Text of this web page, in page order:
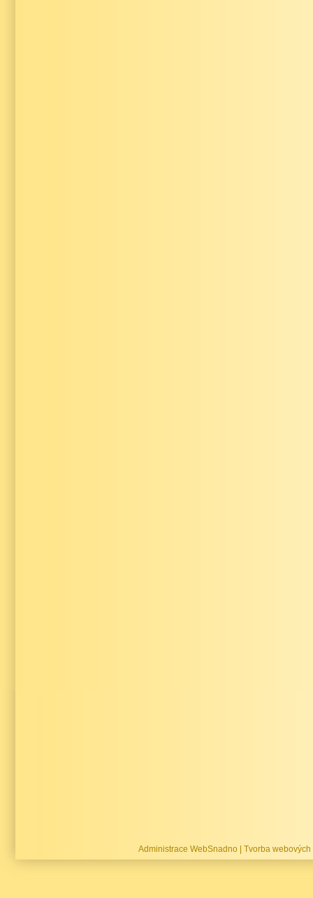
Administrace WebSnadno |Tvorba